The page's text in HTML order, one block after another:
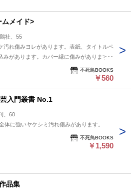
ムメイド>
社、55
汚れ傷みヨレがあります。表紙、タイトルペ
みがあります。カバー縁に傷みがあります。
不死鳥BOOKS
￥560
入門叢書 No.1
、60
体に強いヤケシミ汚れ傷みがあります。
不死鳥BOOKS
￥1,590
品集